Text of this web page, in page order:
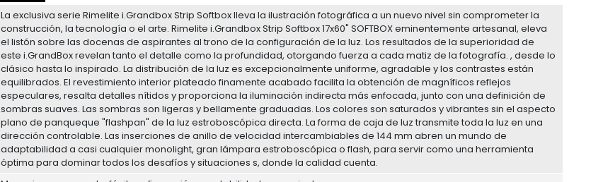
La exclusiva serie Rimelite i.Grandbox Strip Softbox lleva la ilustración fotográfica a un nuevo nivel sin comprometer la
construcción, la tecnología o el arte. Rimelite i.Grandbox Strip Softbox 17x60" SOFTBOX eminentemente artesanal, eleva
el listón sobre las docenas de aspirantes al trono de la configuración de la luz. Los resultados de la superioridad de
este i.GrandBox revelan tanto el detalle como la profundidad, otorgando fuerza a cada matiz de la fotografía. , desde lo
clásico hasta lo inspirado. La distribución de la luz es excepcionalmente uniforme, agradable y los contrastes están
equilibrados. El revestimiento interior plateado finamente acabado facilita la obtención de magníficos reflejos
especulares, resalta detalles nítidos y proporciona la iluminación indirecta más enfocada, junto con una definición de
sombras suaves. Las sombras son ligeras y bellamente graduadas. Los colores son saturados y vibrantes sin el aspecto
plano de panqueque "flashpan" de la luz estroboscópica directa. La forma de caja de luz transmite toda la luz en una
dirección controlable. Las inserciones de anillo de velocidad intercambiables de 144 mm abren un mundo de
adaptabilidad a casi cualquier monolight, gran lámpara estroboscópica o flash, para servir como una herramienta
óptima para dominar todos los desafíos y situaciones s, donde la calidad cuenta.